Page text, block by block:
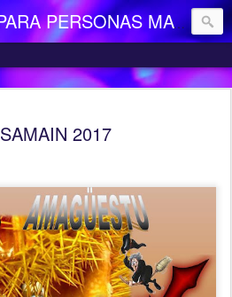
CENTRO DE DIA PARA PERSONAS MAYORES DEPENDIENTES "LA CAMOCHA"
SAMAIN 2017